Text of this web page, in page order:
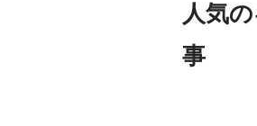
人気
事